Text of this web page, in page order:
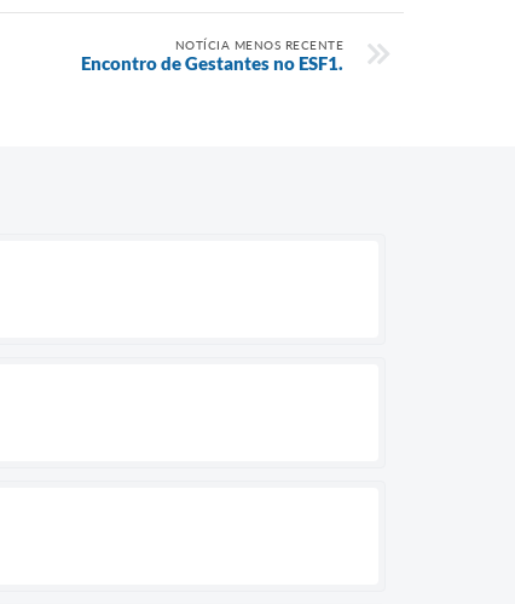
NOTÍCIA MENOS RECENTE
Encontro de Gestantes no ESF1.